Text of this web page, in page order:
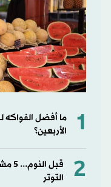
1
ما أفضل
الأربعين؟
2
التوتر